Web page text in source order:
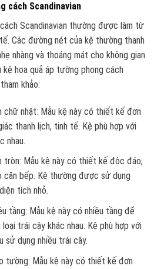
cách Scandinavian
Scandinavian thường được làm từ
Các đường nét của kệ thường thanh
nhàng và thoáng mát cho không gian
hoa quả áp tường phong cách
khảo:
chữ nhật: Mẫu kệ này có thiết kế đơn
thanh lịch, tinh tế. Kệ phù hợp với
nhau.
tròn: Mẫu kệ này có thiết kế độc đáo,
căn bếp. Kệ thường được sử dụng
tích nhỏ.
tầng: Mẫu kệ này có nhiều tầng để
trái cây khác nhau. Kệ phù hợp với
sử dụng nhiều trái cây.
tường: Mẫu kệ này có thiết kế đơn